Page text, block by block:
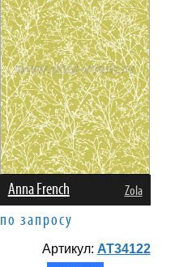
Anna French Zola
по запросу
Артикул: AT34122